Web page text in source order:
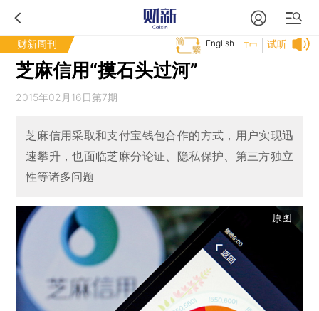
财新周刊 试听
T中
English
芝麻信用“摸石头过河”
2015年02月16日第7期
芝麻信用采取和支付宝钱包合作的方式，用户实现迅
速攀升，也面临芝麻分论证、隐私保护、第三方独立
性等诸多问题
原图